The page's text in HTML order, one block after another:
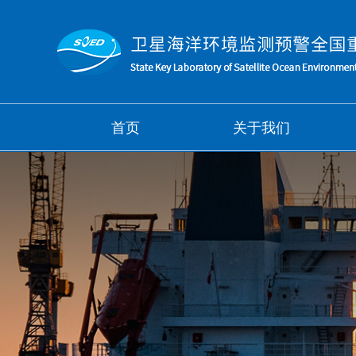
首页 关于我们